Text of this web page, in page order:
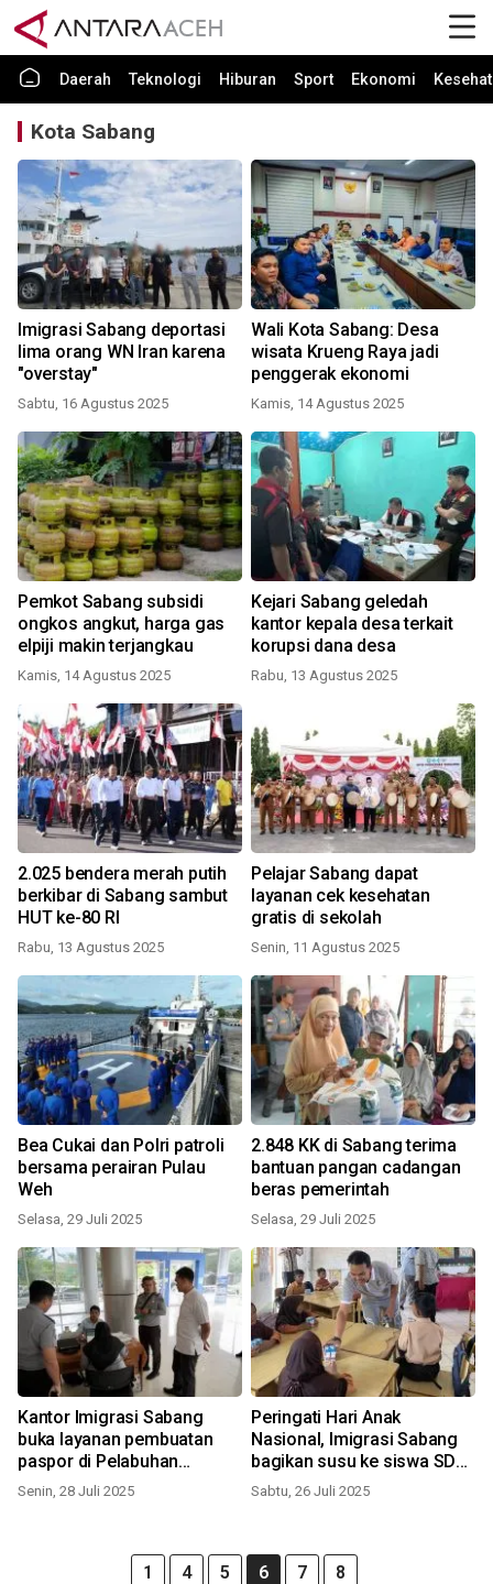
Daerah Teknologi Hiburan Sport Ekonomi
Kota Sabang
Imigrasi Sabang deportasi
lima orang WN Iran karena
"overstay"
Sabtu, 16 Agustus 2025
Wali Kota Sabang: Desa
wisata Krueng Raya jadi
penggerak ekonomi
Kamis, 14 Agustus 2025
Pemkot Sabang subsidi
ongkos angkut, harga gas
elpiji makin terjangkau
Kamis, 14 Agustus 2025
Kejari Sabang geledah
kantor kepala desa terkait
korupsi dana desa
Rabu, 13 Agustus 2025
2.025 bendera merah putih
berkibar di Sabang sambut
HUT ke-80 RI
Rabu, 13 Agustus 2025
Pelajar Sabang dapat
layanan cek kesehatan
gratis di sekolah
Senin, 11 Agustus 2025
Bea Cukai dan Polri patroli
bersama perairan Pulau
Weh
Selasa, 29 Juli 2025
2.848 KK di Sabang terima
bantuan pangan cadangan
beras pemerintah
Selasa, 29 Juli 2025
Kantor Imigrasi Sabang
buka layanan pembuatan
paspor di Pelabuhan
Balohan
Senin, 28 Juli 2025
Peringati Hari Anak
Nasional, Imigrasi Sabang
bagikan susu ke siswa SDN
5 Kota Sabang
Sabtu, 26 Juli 2025
1 4 5 6 7 8